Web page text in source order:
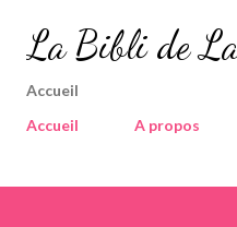
Accéder au
La Bibli de
Accueil
Accueil
A propos